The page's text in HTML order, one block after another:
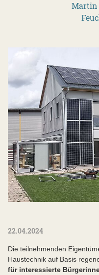
Martin
22.04.2024
Die teilnehmenden
Haustechnik auf Basis
für interessierte